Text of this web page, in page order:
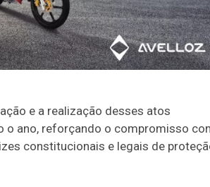
e a realização desses atos
o ano, reforçando o compromisso
constitucionais e legais de